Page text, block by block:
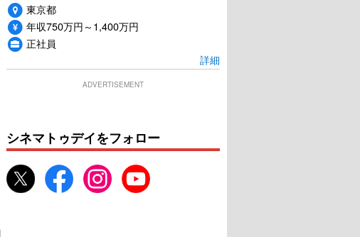
東京都
年収750万円～1,400万円
正社員
詳細
ADVERTISEMENT
シネマトゥデイをフォロー